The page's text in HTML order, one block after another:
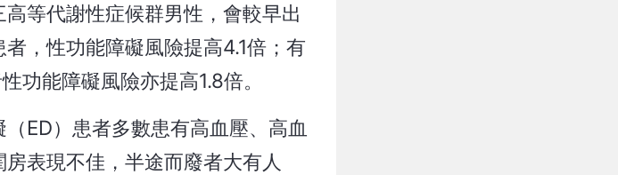
等代謝性症候群男性，會較早出
，性功能障礙風險提高4.1倍；有
功能障礙風險亦提高1.8倍。
ED）患者多數患有高血壓、高血
表現不佳，半途而廢者大有人